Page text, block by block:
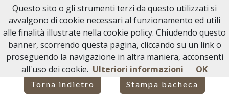
Necrologi Acqui Terme
Acqui Terme GIUSEPPE MARCIANO
Torna indietro Stampa bacheca
Questo sito o gli strumenti terzi da questo utilizzati si
avvalgono di cookie necessari al funzionamento ed utili
alle finalità illustrate nella cookie policy. Chiudendo questo
banner, scorrendo questa pagina, cliccando su un link o
proseguendo la navigazione in altra maniera, acconsenti
all'uso dei cookie. Ulteriori informazioni OK